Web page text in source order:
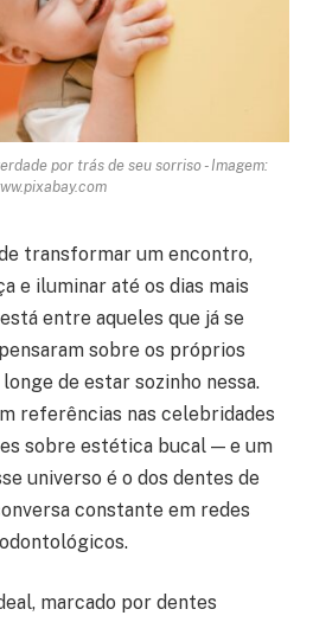
por trás de seu sorriso - Imagem:
transformar um encontro,
e iluminar até os dias mais
entre aqueles que já se
sobre os próprios
de estar sozinho nessa.
referências nas celebridades
sobre estética bucal — e um
universo é o dos dentes de
constante em redes
marcado por dentes